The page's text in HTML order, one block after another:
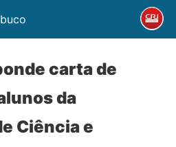
carta de
da
Ciência e